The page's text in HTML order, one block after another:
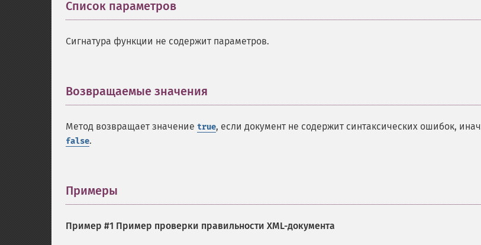
Список параметров
Сигнатура функции не содержит параметров.
Возвращаемые значения
Метод возвращает значение true, если документ не содержит синтаксических ошибок,
false.
Примеры
Пример #1 Пример проверки правильности XML-документа